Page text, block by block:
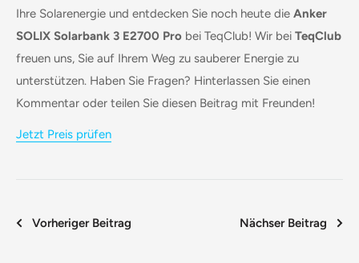
Ihre Solarenergie und entdecken Sie noch heute die Anker
SOLIX Solarbank 3 E2700 Pro bei TeqClub! Wir bei TeqClub
freuen uns, Sie auf Ihrem Weg zu sauberer Energie zu
unterstützen. Haben Sie Fragen? Hinterlassen Sie einen
Kommentar oder teilen Sie diesen Beitrag mit Freunden!
Jetzt Preis prüfen
Vorheriger Beitrag Nächser Beitrag